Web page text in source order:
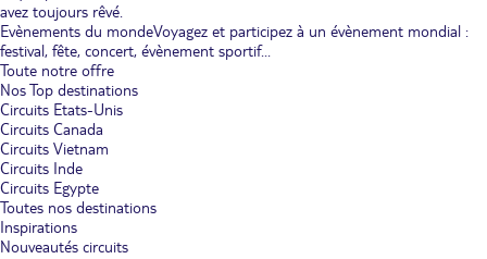
avez toujours rêvé.
Evènements du mondeVoyagez et participez à un évènement mondial :
festival, fête, concert, évènement sportif...
Toute notre offre
Nos Top destinations
Circuits Etats-Unis
Circuits Canada
Circuits Vietnam
Circuits Inde
Circuits Egypte
Toutes nos destinations
Inspirations
Nouveautés circuits